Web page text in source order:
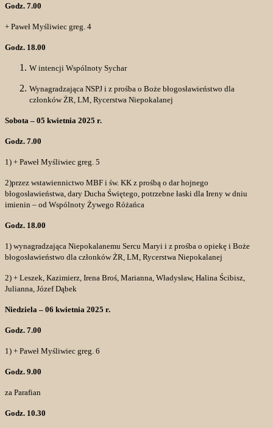
Godz. 7.00
+ Paweł Myśliwiec greg. 4
Godz. 18.00
W intencji Wspólnoty Sychar
Wynagradzająca NSPJ i z prośba o Boże błogosławieństwo dla
członków ŻR, LM, Rycerstwa Niepokalanej
Sobota – 05 kwietnia 2025 r.
Godz. 7.00
1) + Paweł Myśliwiec greg. 5
2)przez wstawiennictwo MBF i św. KK z prośbą o dar hojnego
błogosławieństwa, dary Ducha Świętego, potrzebne łaski dla Ireny w dniu
imienin – od Wspólnoty Żywego Różańca
Godz. 18.00
1) wynagradzająca Niepokalanemu Sercu Maryi i z prośba o opiekę i Boże
błogosławieństwo dla członków ŻR, LM, Rycerstwa Niepokalanej
2) + Leszek, Kazimierz, Irena Broś, Marianna, Władysław, Halina Ścibisz,
Julianna, Józef Dąbek
Niedziela – 06 kwietnia 2025 r.
Godz. 7.00
1) + Paweł Myśliwiec greg. 6
Godz. 9.00
za Parafian
Godz. 10.30